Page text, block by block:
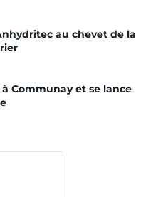
et nettoyés.
couche acoustique
Sur cette base, il
notre chape. »
ViscoChape Force,
Grip.
au chevet de la
à Communay et se lance